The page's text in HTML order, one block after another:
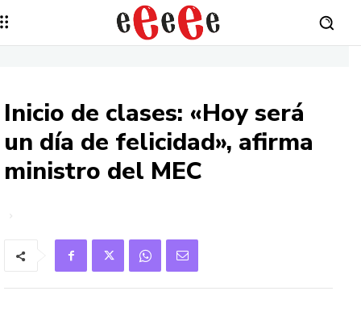
Inicio de clases: «Hoy será
un día de felicidad», afirma
ministro del MEC